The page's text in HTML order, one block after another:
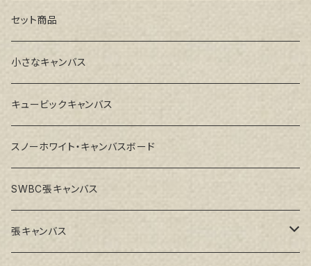
セット商品
小さなキャンバス
キュービックキャンバス
スノーホワイト・キャンバスボード
SWBC張キャンバス
張キャンバス